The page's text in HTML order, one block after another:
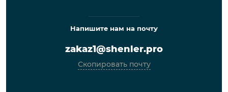
Напишите нам на почту
zakaz1@shenler.pro
Скопировать почту